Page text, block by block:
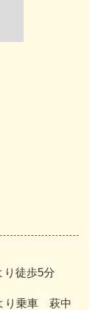
り徒歩5分
乗車 萩中